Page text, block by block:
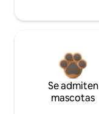
Se admiten
mascotas